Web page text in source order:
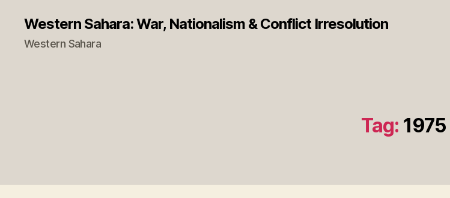
Western Sahara: War, Nationalism & Conflict Irresolution
Western Sahara
Tag: 1975